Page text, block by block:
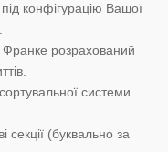
конфігурацію Вашої
розрахований
системи
секції (буквально за